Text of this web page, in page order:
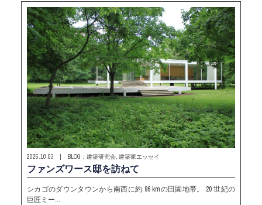
2025.10.03 | BLOG：建築研究会, 建築家エッセイ
ファンズワース邸を訪ねて
シカゴのダウンタウンから南西に約 96 kmの田園地帯。 20 世紀の
巨匠ミー…